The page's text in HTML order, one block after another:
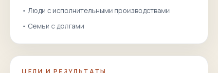
• Люди с исполнительными производствами
• Семьи с долгами
ЦЕЛИ И РЕЗУЛЬТАТЫ